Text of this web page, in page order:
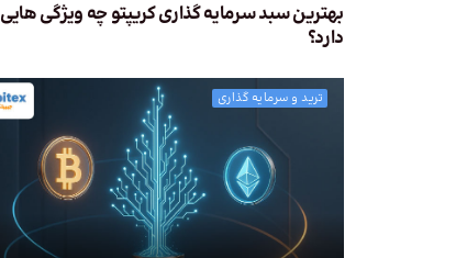
بهترین سبد سرمایه گذاری کریپتو چه ویژگی هایی
دارد؟
ترید و سرمایه گذاری